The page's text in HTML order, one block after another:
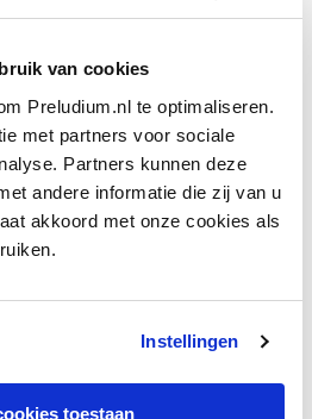
van cookies
Preludium.nl te optimaliseren.
met partners voor sociale
Partners kunnen deze
andere informatie die zij van u
akkoord met onze cookies als
Instellingen
toestaan